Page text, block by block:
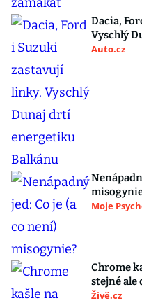
Dacia,
Vyschlý
Auto.cz
Moje
Chrome
stejné ale
Živě.cz